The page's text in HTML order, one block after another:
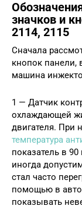
значков и
2114, 2115
Сначала
кнопок панели,
машина
1 — Датчик
охлаждающей
двигателя. При
температура
показатель в
иногда
стал часто
помощью в
показывать